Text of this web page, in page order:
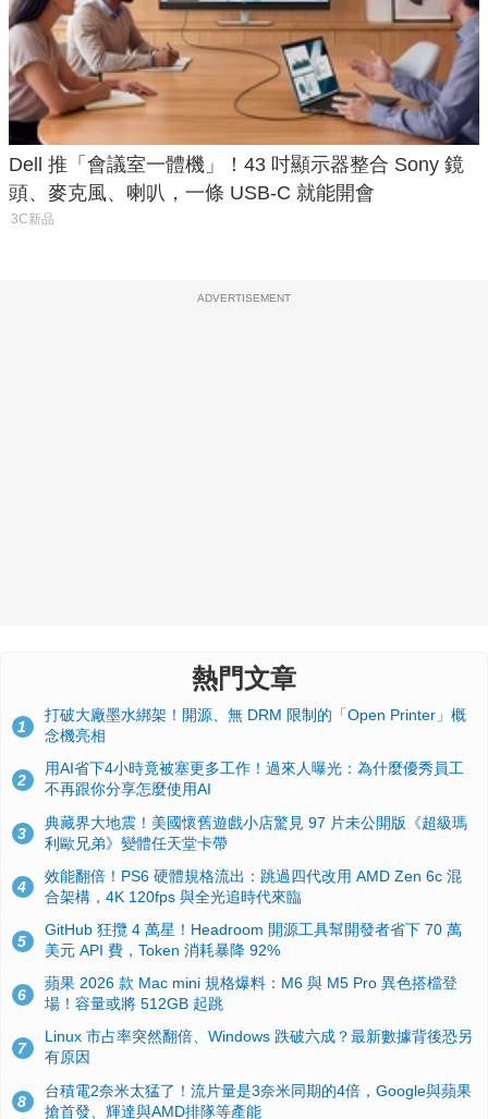
Dell 推「會議室一體機」！43 吋顯示器整合 Sony 鏡
頭、麥克風、喇叭，一條 USB-C 就能開會
3C新品
ADVERTISEMENT
熱門文章
1
打破大廠墨水綁架！開源、無 DRM 限制的「Open Printer」概
念機亮相
2
用AI省下4小時竟被塞更多工作！過來人曝光：為什麼優秀員工
不再跟你分享怎麼使用AI
3
典藏界大地震！美國懷舊遊戲小店驚見 97 片未公開版《超級瑪
利歐兄弟》變體任天堂卡帶
4
效能翻倍！PS6 硬體規格流出：跳過四代改用 AMD Zen 6c 混
合架構，4K 120fps 與全光追時代來臨
5
GitHub 狂攬 4 萬星！Headroom 開源工具幫開發者省下 70 萬
美元 API 費，Token 消耗暴降 92%
6
蘋果 2026 款 Mac mini 規格爆料：M6 與 M5 Pro 異色搭檔登
場！容量或將 512GB 起跳
7
Linux 市占率突然翻倍、Windows 跌破六成？最新數據背後恐另
有原因
8
台積電2奈米太猛了！流片量是3奈米同期的4倍，Google與蘋果
搶首發、輝達與AMD排隊等產能